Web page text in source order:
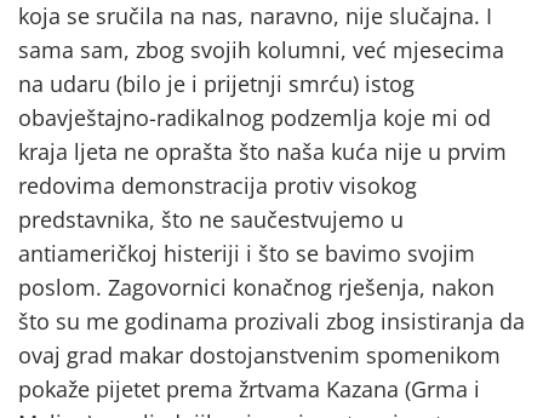
koja se sručila na nas, naravno, nije slučajna. I
sama sam, zbog svojih kolumni, već mjesecima
na udaru (bilo je i prijetnji smrću) istog
obavještajno-radikalnog podzemlja koje mi od
kraja ljeta ne oprašta što naša kuća nije u prvim
redovima demonstracija protiv visokog
predstavnika, što ne saučestvujemo u
antiameričkoj histeriji i što se bavimo svojim
poslom. Zagovornici konačnog rješenja, nakon
što su me godinama prozivali zbog insistiranja da
ovaj grad makar dostojanstvenim spomenikom
pokaže pijetet prema žrtvama Kazana (Grma i